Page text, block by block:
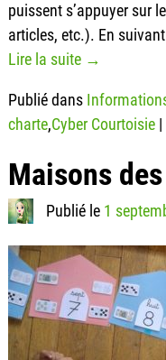
puissent s’appuyer sur
articles, etc.). En
Lire la suite →
Publié dans
charte,Cyber Courtoisie|
Maisons
Publié le 1